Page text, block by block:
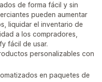
de forma fácil y sin
pueden aumentar
liquidar el inventario de
a los compradores,
fácil de usar.
personalizables con
en paquetes de